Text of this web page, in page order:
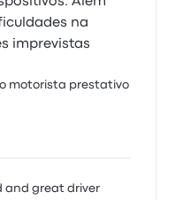
na
imprevistas
motorista prestativo
and great driver